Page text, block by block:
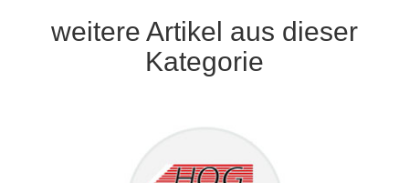
weitere Artikel aus dieser
Kategorie